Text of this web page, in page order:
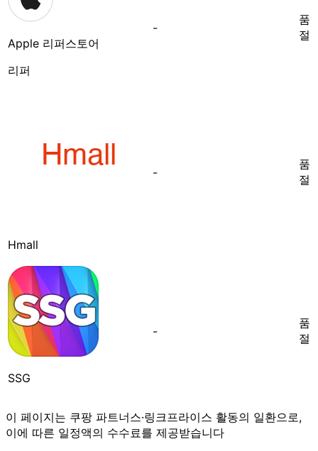
Apple 리퍼스토어
리퍼
-
품
절
Hmall
-
품
절
SSG
-
품
절
이 페이지는 쿠팡 파트너스·링크프라이스 활동의 일환으로,
이에 따른 일정액의 수수료를 제공받습니다